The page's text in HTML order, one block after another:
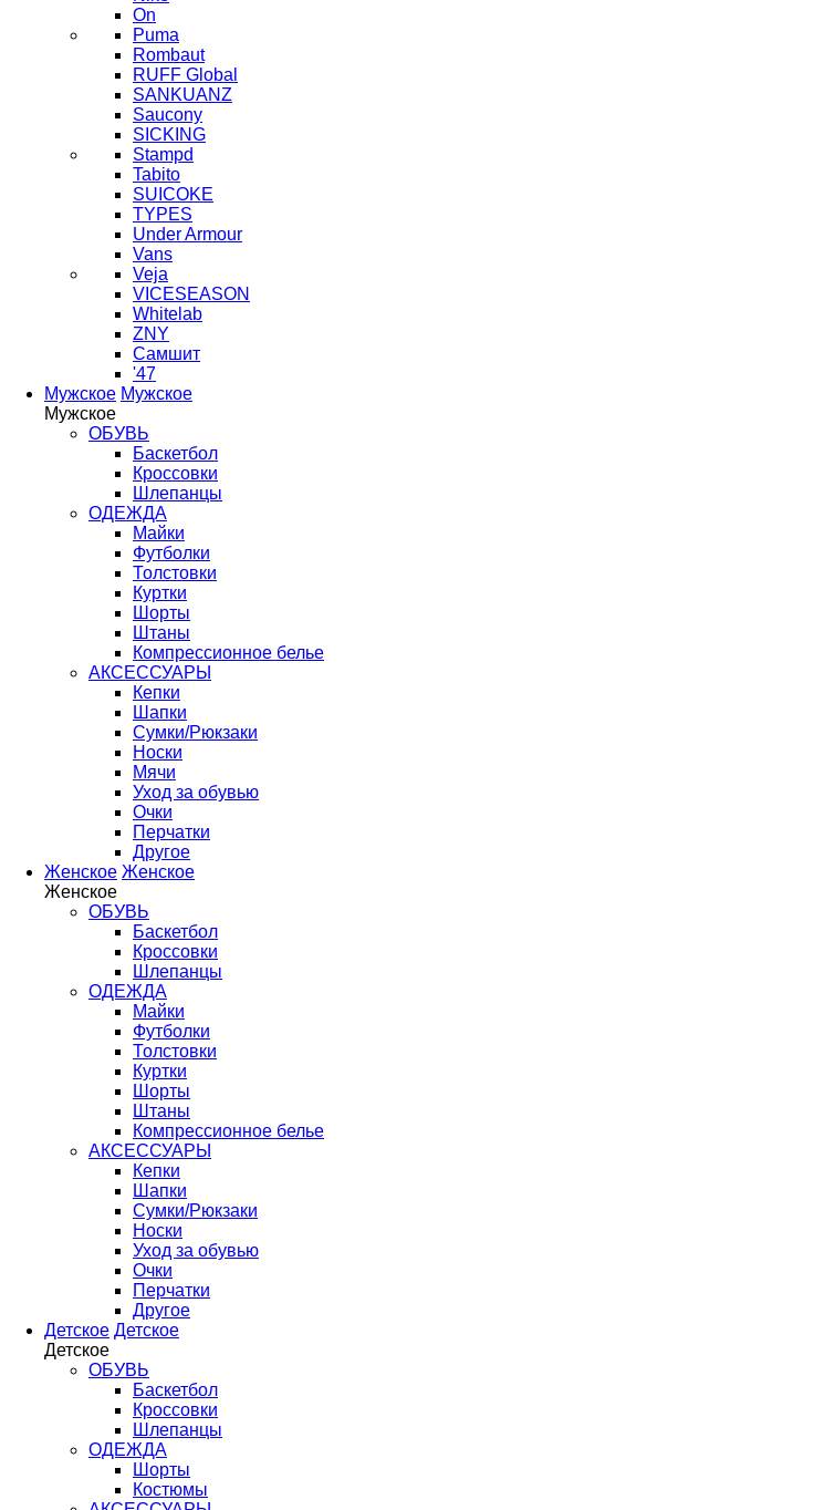
On
Puma
Rombaut
RUFF Global
SANKUANZ
Saucony
SICKING
Stampd
Tabito
SUICOKE
TYPES
Under Armour
Vans
Veja
VICESEASON
Whitelab
ZNY
Самшит
'47
Мужское Мужское
Мужское
ОБУВЬ
Баскетбол
Кроссовки
Шлепанцы
ОДЕЖДА
Майки
Футболки
Толстовки
Куртки
Шорты
Штаны
Компрессионное белье
АКСЕССУАРЫ
Кепки
Шапки
Сумки/Рюкзаки
Носки
Мячи
Уход за обувью
Очки
Перчатки
Другое
Женское Женское
Женское
ОБУВЬ
Баскетбол
Кроссовки
Шлепанцы
ОДЕЖДА
Майки
Футболки
Толстовки
Куртки
Шорты
Штаны
Компрессионное белье
АКСЕССУАРЫ
Кепки
Шапки
Сумки/Рюкзаки
Носки
Уход за обувью
Очки
Перчатки
Другое
Детское Детское
Детское
ОБУВЬ
Баскетбол
Кроссовки
Шлепанцы
ОДЕЖДА
Шорты
Костюмы